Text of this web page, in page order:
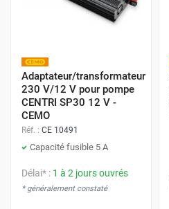
Adaptateur/transformateur
230 V/12 V pour pompe
CENTRI SP30 12 V -
CEMO
Réf. : CE 10491
Capacité fusible 5 A
Délai* : 1 à 2 jours ouvrés
* généralement constaté